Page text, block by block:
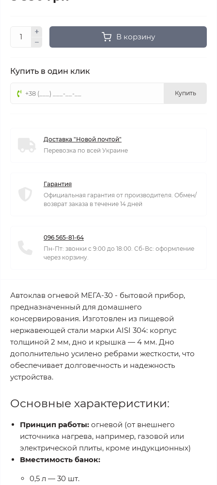
В корзину
Купить в один клик
Купить
Доставка "Новой почтой"
Перевозка по всей Украине
Гарантия
Официальная гарантия от производителя. Обмен/
возврат заказа в течение 14 дней
096 565-81-64
Пн-Пт: звонки с 9:00 до 18:00. Сб-Вс: оформление
через корзину.
Автоклав огневой МЕГА-30 - бытовой прибор,
предназначенный для домашнего
консервирования. Изготовлен из пищевой
нержавеющей стали марки AISI 304: корпус
толщиной 2 мм, дно и крышка — 4 мм. Дно
дополнительно усилено ребрами жесткости, что
обеспечивает долговечность и надежность
устройства.
Основные характеристики:
Принцип работы: огневой (от внешнего
источника нагрева, например, газовой или
электрической плиты, кроме индукционных)
Вместимость банок:
0,5 л — 30 шт.